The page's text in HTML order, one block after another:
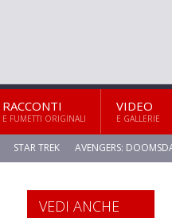
RACCONTI
E FUMETTI ORIGINALI
VIDEO
E GALLERIE
STAR TREK AVENGERS:
VEDI ANCHE